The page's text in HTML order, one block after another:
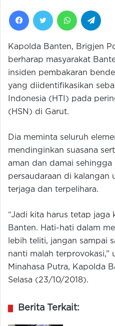
FacebookTwitter WhatsApp
Kapolda Banten, Brigjen
berharap masyarakat
insiden pembakaran
yang diidentifikasikan
Indonesia (HTI) pada
(HSN) di Garut.
Dia meminta seluruh
mendinginkan suasana
aman dan damai
persaudaraan di kalangan
terjaga dan terpelihara.
“Jadi kita harus tetap jaga
Banten. Hati-hati dalam
lebih teliti, jangan sampai
nanti malah terprovokasi,”
Minahasa Putra, Kapolda
Selasa (23/10/2018).
Berita Terkait: